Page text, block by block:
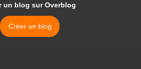
un blog sur Overblog
Créer un blog